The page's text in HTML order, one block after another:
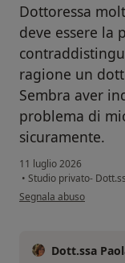
Dottoressa
deve essere la
ragione un
Sembra aver
problema di
sicuramente.
11 luglio 2026
• Studio privato-
secondo l'opinione
Segnala abuso
Dott.ssa